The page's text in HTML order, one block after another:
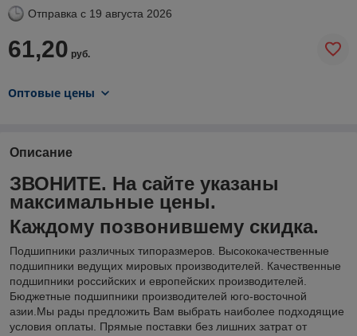
Отправка с 19 августа 2026
61,20 руб.
Оптовые цены
Описание
ЗВОНИТЕ. На сайте указаны
максимальные цены.
Каждому позвонившему скидка.
Подшипники различных типоразмеров. Высококачественные
подшипники ведущих мировых производителей. Качественные
подшипники российских и европейских производителей.
Бюджетные подшипники производителей юго-восточной
азии.Мы рады предложить Вам выбрать наиболее подходящие
условия оплаты. Прямые поставки без лишних затрат от